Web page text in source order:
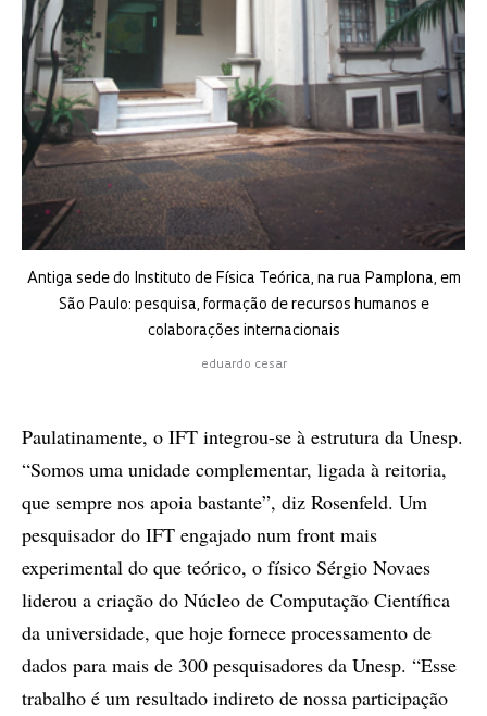
Antiga sede do Instituto de Física Teórica, na rua Pamplona, em
São Paulo: pesquisa, formação de recursos humanos e
colaborações internacionais
eduardo cesar
Paulatinamente, o IFT integrou-se à estrutura da Unesp.
“Somos uma unidade complementar, ligada à reitoria,
que sempre nos apoia bastante”, diz Rosenfeld. Um
pesquisador do IFT engajado num front mais
experimental do que teórico, o físico Sérgio Novaes
liderou a criação do Núcleo de Computação Científica
da universidade, que hoje fornece processamento de
dados para mais de 300 pesquisadores da Unesp. “Esse
trabalho é um resultado indireto de nossa participação